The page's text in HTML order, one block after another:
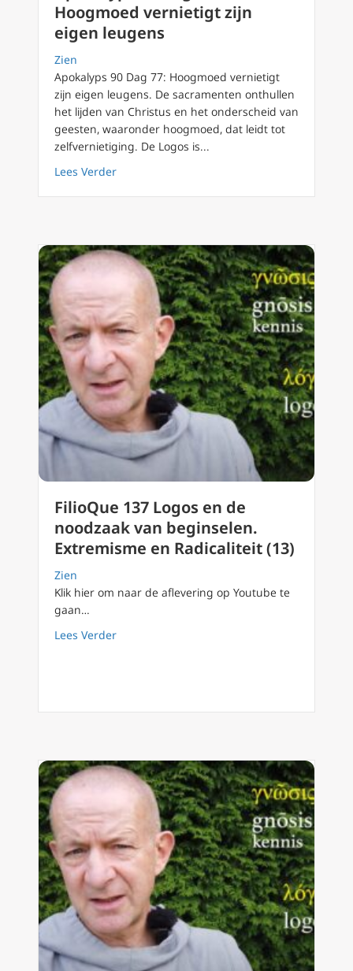
Hoogmoed vernietigt zijn
eigen leugens
Zien
Apokalyps 90 Dag 77: Hoogmoed vernietigt
zijn eigen leugens. De sacramenten onthullen
het lijden van Christus en het onderscheid van
geesten, waaronder hoogmoed, dat leidt tot
zelfvernietiging. De Logos is...
Lees Verderabout Apokalyps 90 Dag 77: Hoogmoed
FilioQue 137 Logos en de
noodzaak van beginselen.
Extremisme en Radicaliteit (13)
Zien
Klik hier om naar de aflevering op Youtube te
gaan…
Lees Verderabout FilioQue 137 Logos en de noodzaak